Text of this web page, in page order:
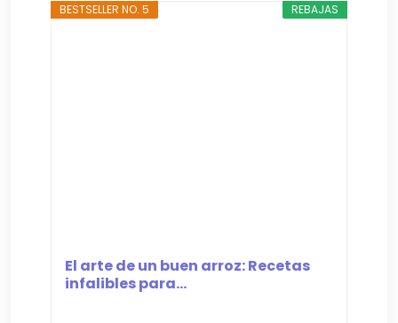
REBAJAS
BESTSELLER NO. 5
El arte de un buen arroz: Recetas
infalibles para...